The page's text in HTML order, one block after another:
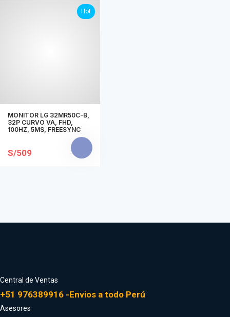
Hot
MONITOR LG 32MR50C-B,
32P CURVO VA, FHD,
100HZ, 5MS, FREESYNC
S/509
Central de Ventas
+51 976389916 -Envios a todo Perú
Asesores